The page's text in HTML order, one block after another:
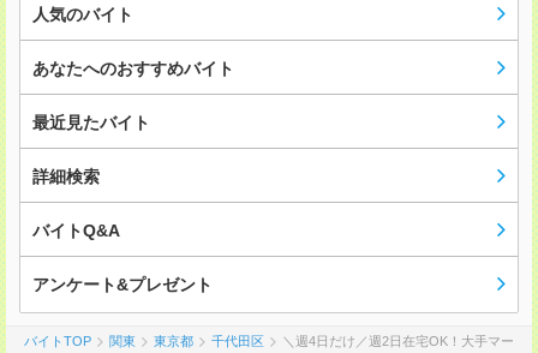
人気のバイト
あなたへのおすすめバイト
最近見たバイト
詳細検索
バイトQ&A
アンケート&プレゼント
バイトTOP 関東 東京都 千代田区 ＼週4日だけ／週2日在宅OK！大手マー